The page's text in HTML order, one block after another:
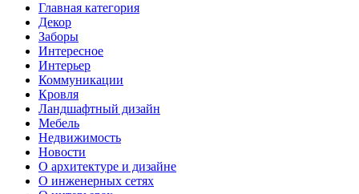
Главная категория
Декор
Заборы
Интересное
Интерьер
Коммуникации
Кровля
Ландшафтный дизайн
Мебель
Недвижимость
Новости
О архитектуре и дизайне
О инженерных сетях